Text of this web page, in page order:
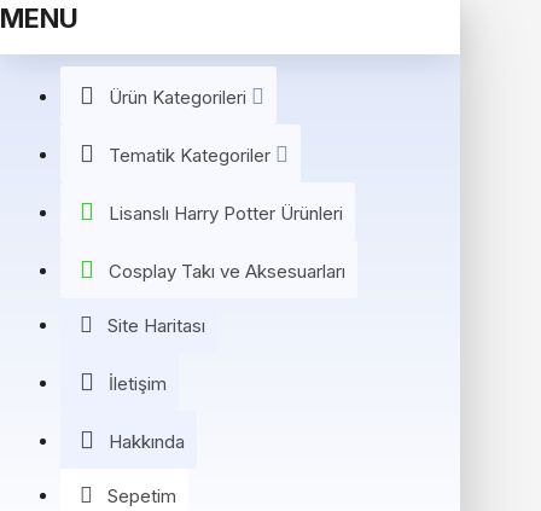
MENU
Ürün Kategorileri
Tematik Kategoriler
Lisanslı Harry Potter Ürünleri
Cosplay Takı ve Aksesuarları
Site Haritası
İletişim
Hakkında
Sepetim